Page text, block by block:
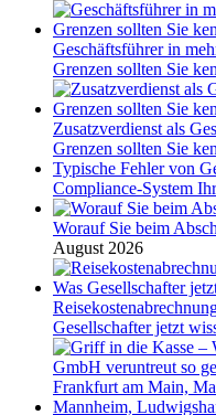
Geschäftsführer in
Grenzen sollten Sie
Zusatzverdienst als
Grenzen sollten Sie
Typische Fehler von
Compliance-System
Worauf Sie beim
August 2026
Gesellschafter jetzt